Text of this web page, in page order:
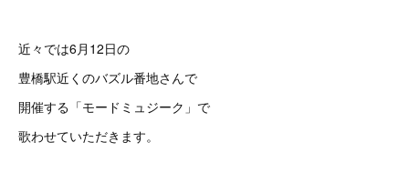
近々では6月12日の
豊橋駅近くのバズル番地さんで
開催する「モードミュジーク」で
歌わせていただきます。